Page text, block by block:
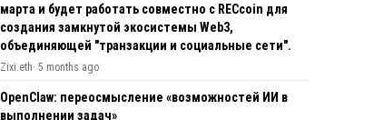
марта и будет работать совместно с RECcoin для
создания замкнутой экосистемы Web3,
объединяющей "транзакции и социальные сети".
Zixi.eth· 5 months ago
OpenClaw: переосмысление «возможностей ИИ в
выполнении задач»